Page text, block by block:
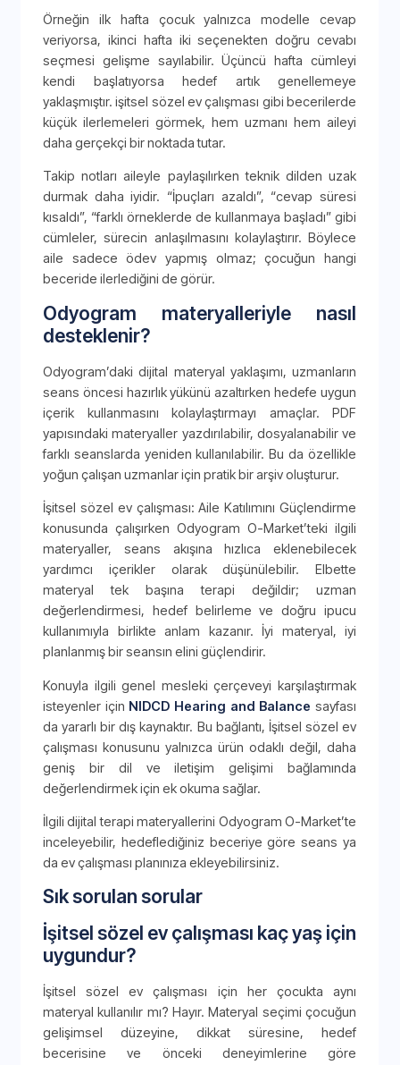
Örneğin ilk hafta çocuk yalnızca modelle cevap
veriyorsa, ikinci hafta iki seçenekten doğru cevabı
seçmesi gelişme sayılabilir. Üçüncü hafta cümleyi
kendi başlatıyorsa hedef artık genellemeye
yaklaşmıştır. işitsel sözel ev çalışması gibi becerilerde
küçük ilerlemeleri görmek, hem uzmanı hem aileyi
daha gerçekçi bir noktada tutar.
Takip notları aileyle paylaşılırken teknik dilden uzak
durmak daha iyidir. “İpuçları azaldı”, “cevap süresi
kısaldı”, “farklı örneklerde de kullanmaya başladı” gibi
cümleler, sürecin anlaşılmasını kolaylaştırır. Böylece
aile sadece ödev yapmış olmaz; çocuğun hangi
beceride ilerlediğini de görür.
Odyogram materyalleriyle nasıl
desteklenir?
Odyogram’daki dijital materyal yaklaşımı, uzmanların
seans öncesi hazırlık yükünü azaltırken hedefe uygun
içerik kullanmasını kolaylaştırmayı amaçlar. PDF
yapısındaki materyaller yazdırılabilir, dosyalanabilir ve
farklı seanslarda yeniden kullanılabilir. Bu da özellikle
yoğun çalışan uzmanlar için pratik bir arşiv oluşturur.
İşitsel sözel ev çalışması: Aile Katılımını Güçlendirme
konusunda çalışırken Odyogram O-Market’teki ilgili
materyaller, seans akışına hızlıca eklenebilecek
yardımcı içerikler olarak düşünülebilir. Elbette
materyal tek başına terapi değildir; uzman
değerlendirmesi, hedef belirleme ve doğru ipucu
kullanımıyla birlikte anlam kazanır. İyi materyal, iyi
planlanmış bir seansın elini güçlendirir.
Konuyla ilgili genel mesleki çerçeveyi karşılaştırmak
isteyenler için NIDCD Hearing and Balance sayfası
da yararlı bir dış kaynaktır. Bu bağlantı, İşitsel sözel ev
çalışması konusunu yalnızca ürün odaklı değil, daha
geniş bir dil ve iletişim gelişimi bağlamında
değerlendirmek için ek okuma sağlar.
İlgili dijital terapi materyallerini Odyogram O-Market’te
inceleyebilir, hedeflediğiniz beceriye göre seans ya
da ev çalışması planınıza ekleyebilirsiniz.
Sık sorulan sorular
İşitsel sözel ev çalışması kaç yaş için
uygundur?
İşitsel sözel ev çalışması için her çocukta aynı
materyal kullanılır mı? Hayır. Materyal seçimi çocuğun
gelişimsel düzeyine, dikkat süresine, hedef
becerisine ve önceki deneyimlerine göre